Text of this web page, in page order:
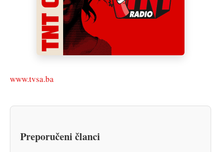
www.tvsa.ba
Preporučeni članci